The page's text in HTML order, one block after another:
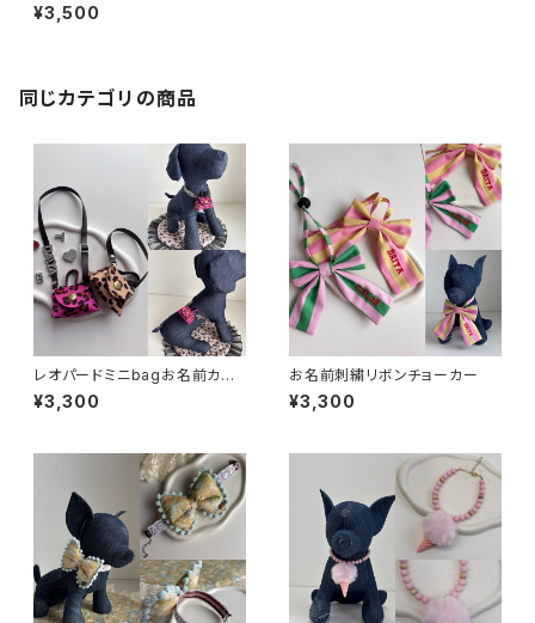
¥3,500
同じカテゴリの商品
レオパードミニbagお名前カス
タム愛犬用ネックレス
¥3,300
お名前刺繍リボンチョーカー
¥3,300